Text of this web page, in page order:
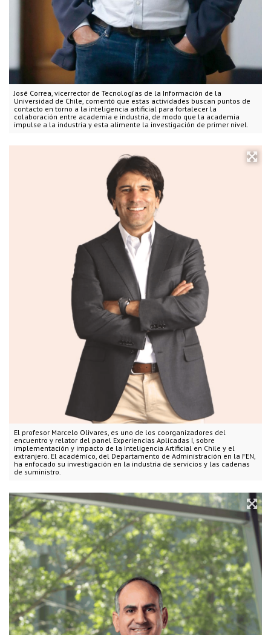
José Correa, vicerrector de Tecnologías de la Información de la
Universidad de Chile, comentó que estas actividades buscan puntos de
contacto en torno a la inteligencia artificial para fortalecer la
colaboración entre academia e industria, de modo que la academia
impulse a la industria y esta alimente la investigación de primer nivel.
El profesor Marcelo Olivares, es uno de los coorganizadores del
encuentro y relator del panel Experiencias Aplicadas I, sobre
implementación y impacto de la Inteligencia Artificial en Chile y el
extranjero. El académico, del Departamento de Administración en la FEN,
ha enfocado su investigación en la industria de servicios y las cadenas
de suministro.